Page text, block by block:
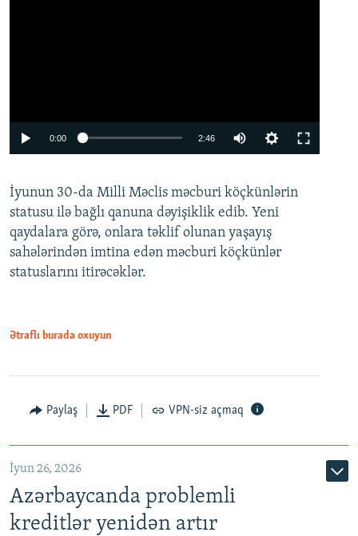
Auto 240p 360p 480p
720p 1080p
0:00 2:46
360p
480p
720p
İyunun 30-da Milli Məclis məcburi köçkünlərin
statusu ilə bağlı qanuna dəyişiklik edib. Yeni
qaydalara görə, onlara təklif olunan yaşayış
sahələrindən imtina edən məcburi köçkünlər
statuslarını itirəcəklər.
Ətraflı burada oxuyun
Paylaş PDF VPN-siz açmaq
İyun 26, 2026
Azərbaycanda problemli
kreditlər yenidən artır